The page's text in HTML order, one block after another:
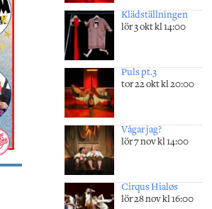
Klädställningen
lör 3 okt kl 14:00
Puls pt.3
tor 22 okt kl 20:00
Vågar jag?
lör 7 nov kl 14:00
Cirqus Hialøs
lör 28 nov kl 16:00